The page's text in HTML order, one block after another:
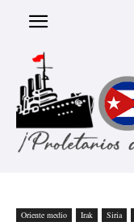
Oriente medio Irak Siria